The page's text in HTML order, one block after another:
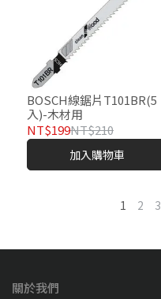
BOSCH線鋸片T101BR(5
入)-木材用
NT$199NT$210
加入購物車
1 2 3
關於我們